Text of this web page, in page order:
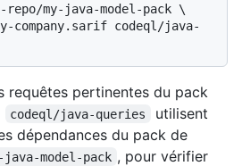
requêtes pertinentes du pack
codeql/java-queries
utilisent
dépendances du pack de
java-model-pack , pour vérifier